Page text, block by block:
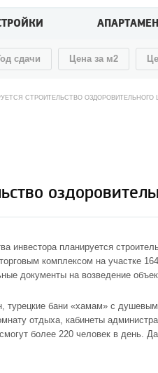
сдачи Цена за м2
СТРОИТЕЛЬСТВО
планируется
комплексом на участке
документы на возведение
турецкие бани «хамам» с
отдыха, кабинеты
более 220 человек в день.